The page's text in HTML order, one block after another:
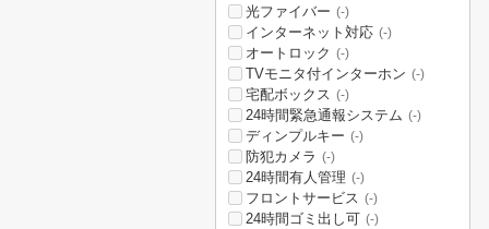
光ファイバー (-)
インターネット対応 (-)
オートロック (-)
TVモニタ付インターホン (-)
宅配ボックス (-)
24時間緊急通報システム (-)
ディンプルキー (-)
防犯カメラ (-)
24時間有人管理 (-)
フロントサービス (-)
24時間ゴミ出し可 (-)